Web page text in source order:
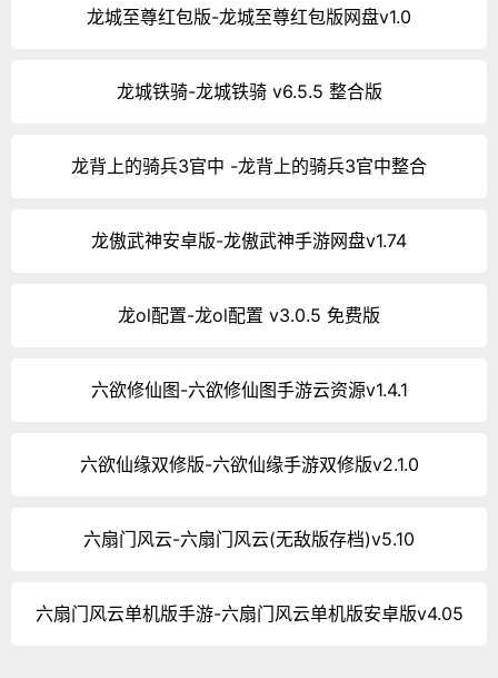
龙城至尊红包版-龙城至尊红包版网盘v1.0
龙城铁骑-龙城铁骑 v6.5.5 整合版
龙背上的骑兵3官中 -龙背上的骑兵3官中整合
龙傲武神安卓版-龙傲武神手游网盘v1.74
龙ol配置-龙ol配置 v3.0.5 免费版
六欲修仙图-六欲修仙图手游云资源v1.4.1
六欲仙缘双修版-六欲仙缘手游双修版v2.1.0
六扇门风云-六扇门风云(无敌版存档)v5.10
六扇门风云单机版手游-六扇门风云单机版安卓版v4.05